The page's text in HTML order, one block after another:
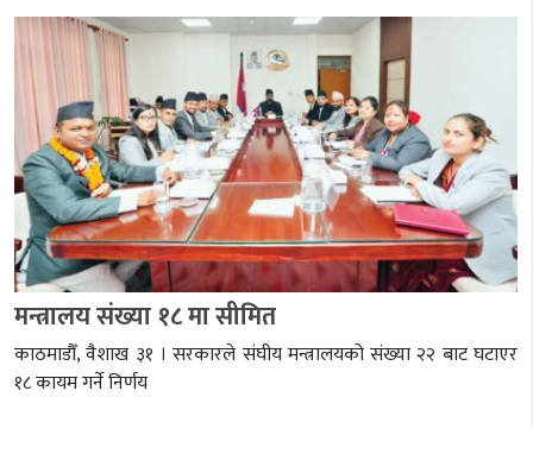
मन्त्रालय संख्या १८ मा सीमित
काठमाडौँ, वैशाख ३१ । सरकारले संघीय मन्त्रालयको संख्या २२ बाट घटाएर
१८ कायम गर्ने निर्णय